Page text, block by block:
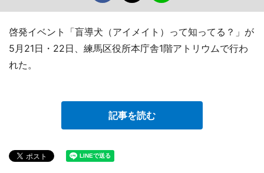
啓発イベント「盲導犬（アイメイト）って知ってる？」が
5月21日・22日、練馬区役所本庁舎1階アトリウムで行わ
れた。
記事を読む